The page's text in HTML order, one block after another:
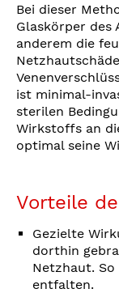
Bei dieser
Glaskörper des
anderem die
ist minimal-
sterilen
Wirkstoffs an
optimal seine
Vorteile
Gezielte
dorthin
Netzhaut.
entfalten.